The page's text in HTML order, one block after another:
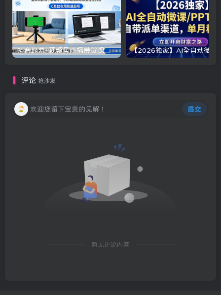
抖音绿幕+视频号直播带货课：居家照着稿子念起号，手机电脑双场景搭建全流程
评论 抢沙发
欢迎您留下宝贵的见解！ 提交
暂无评论内容